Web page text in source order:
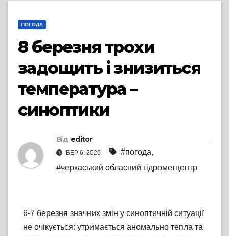
ПОГОДА
8 березня трохи
задощить і знизиться
температура –
синоптики
Від editor
БЕР 6, 2020 #погода,
#черкаський обласний гідрометцентр
6-7 березня значних змін у синоптичній ситуації
не очікується: утримається аномально тепла та